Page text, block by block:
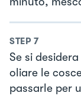
STEP 7
Se si
oliare le
passarle per